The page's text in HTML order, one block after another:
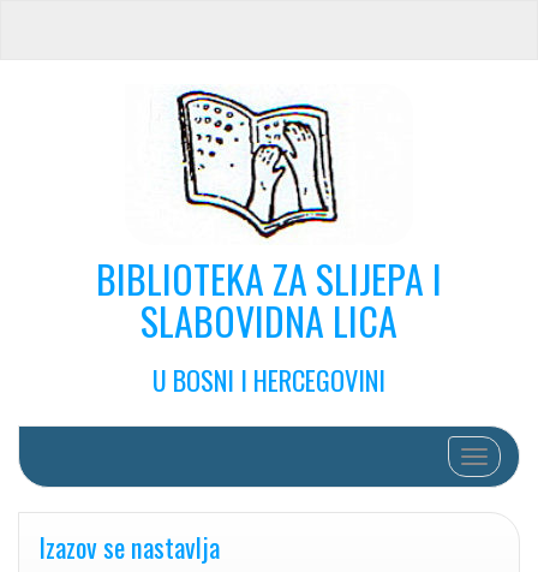
BIBLIOTEKA ZA SLIJEPA I
SLABOVIDNA LICA
U BOSNI I HERCEGOVINI
Toggle
Izazov se nastavlja